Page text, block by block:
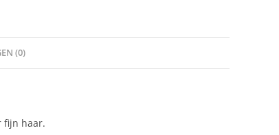
(0)
fijn haar.